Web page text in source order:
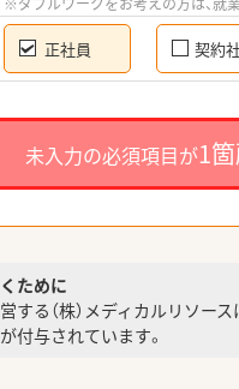
正社員 契約
未入力の必須項目が1
ために
する（株）メディカルリソー
付与されています。